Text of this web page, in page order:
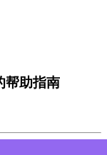
帮助指南